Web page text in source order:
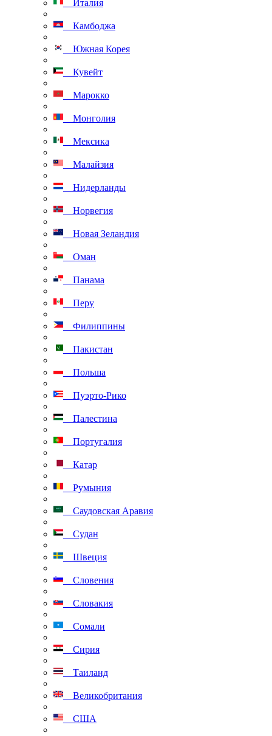
Италия
Камбоджа
Южная Корея
Кувейт
Марокко
Монголия
Мексика
Малайзия
Нидерланды
Норвегия
Новая Зеландия
Оман
Панама
Перу
Филиппины
Пакистан
Польша
Пуэрто-Рико
Палестина
Португалия
Катар
Румыния
Саудовская Аравия
Судан
Швеция
Словения
Словакия
Сомали
Сирия
Таиланд
Великобритания
США